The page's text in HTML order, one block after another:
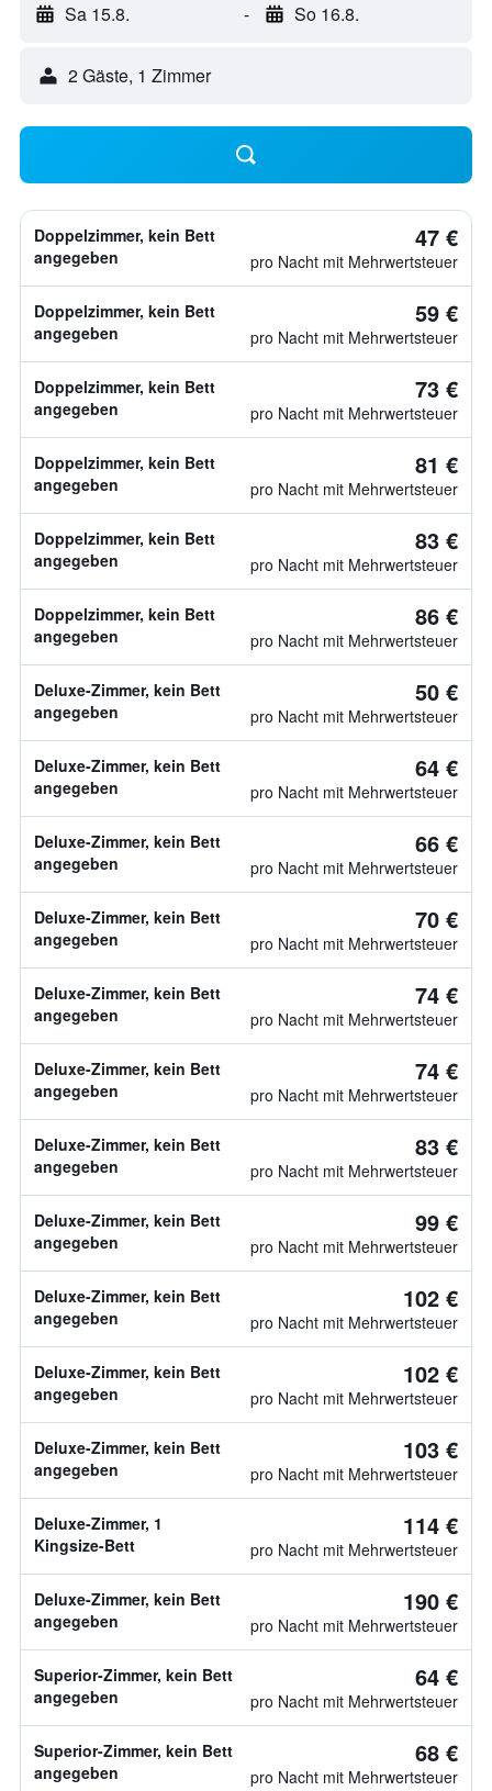
Sa 15.8. - So 16.8.
2 Gäste, 1 Zimmer
Doppelzimmer, kein Bett
angegeben
47 €
pro Nacht mit Mehrwertsteuer
Doppelzimmer, kein Bett
angegeben
59 €
pro Nacht mit Mehrwertsteuer
Doppelzimmer, kein Bett
angegeben
73 €
pro Nacht mit Mehrwertsteuer
Doppelzimmer, kein Bett
angegeben
81 €
pro Nacht mit Mehrwertsteuer
Doppelzimmer, kein Bett
angegeben
83 €
pro Nacht mit Mehrwertsteuer
Doppelzimmer, kein Bett
angegeben
86 €
pro Nacht mit Mehrwertsteuer
Deluxe-Zimmer, kein Bett
angegeben
50 €
pro Nacht mit Mehrwertsteuer
Deluxe-Zimmer, kein Bett
angegeben
64 €
pro Nacht mit Mehrwertsteuer
Deluxe-Zimmer, kein Bett
angegeben
66 €
pro Nacht mit Mehrwertsteuer
Deluxe-Zimmer, kein Bett
angegeben
70 €
pro Nacht mit Mehrwertsteuer
Deluxe-Zimmer, kein Bett
angegeben
74 €
pro Nacht mit Mehrwertsteuer
Deluxe-Zimmer, kein Bett
angegeben
74 €
pro Nacht mit Mehrwertsteuer
Deluxe-Zimmer, kein Bett
angegeben
83 €
pro Nacht mit Mehrwertsteuer
Deluxe-Zimmer, kein Bett
angegeben
99 €
pro Nacht mit Mehrwertsteuer
Deluxe-Zimmer, kein Bett
angegeben
102 €
pro Nacht mit Mehrwertsteuer
Deluxe-Zimmer, kein Bett
angegeben
102 €
pro Nacht mit Mehrwertsteuer
Deluxe-Zimmer, kein Bett
angegeben
103 €
pro Nacht mit Mehrwertsteuer
Deluxe-Zimmer, 1
Kingsize-Bett
114 €
pro Nacht mit Mehrwertsteuer
Deluxe-Zimmer, kein Bett
angegeben
190 €
pro Nacht mit Mehrwertsteuer
Superior-Zimmer, kein Bett
angegeben
64 €
pro Nacht mit Mehrwertsteuer
Superior-Zimmer, kein Bett
angegeben
68 €
pro Nacht mit Mehrwertsteuer